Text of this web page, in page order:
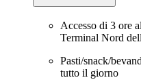
Accesso di 3 ore
Terminal Nord
Pasti/snack/
tutto il giorno